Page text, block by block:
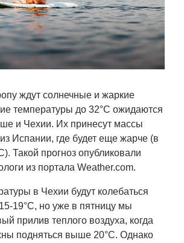
ждут солнечные и жаркие
температуры до 32°C ожидаются
и Чехии. Их принесут массы
Испании, где будет еще жарче (в
Такой прогноз опубликовали
из портала Weather.com.
в Чехии будут колебаться
19°C, но уже в пятницу мы
прилив теплого воздуха, когда
подняться выше 20°C. Однако